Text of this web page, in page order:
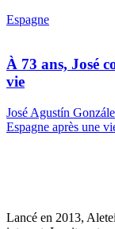
Espagne
À 73 ans, José
vie
José Agustín
Espagne après une
Lancé en 2013,